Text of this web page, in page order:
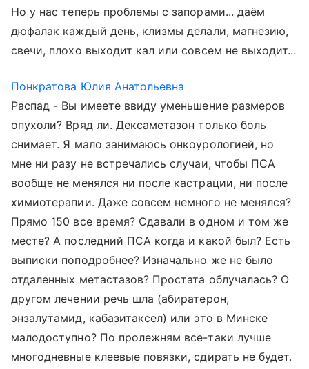
Но у нас теперь проблемы с запорами... даём
дюфалак каждый день, клизмы делали, магнезию,
свечи, плохо выходит кал или совсем не выходит...
Понкратова Юлия Анатольевна
Распад - Вы имеете ввиду уменьшение размеров
опухоли? Вряд ли. Дексаметазон только боль
снимает. Я мало занимаюсь онкоурологией, но
мне ни разу не встречались случаи, чтобы ПСА
вообще не менялся ни после кастрации, ни после
химиотерапии. Даже совсем немного не менялся?
Прямо 150 все время? Сдавали в одном и том же
месте? А последний ПСА когда и какой был? Есть
выписки поподробнее? Изначально же не было
отдаленных метастазов? Простата облучалась? О
другом лечении речь шла (абиратерон,
энзалутамид, кабазитаксел) или это в Минске
малодоступно? По пролежням все-таки лучше
многодневные клеевые повязки, сдирать не будет.